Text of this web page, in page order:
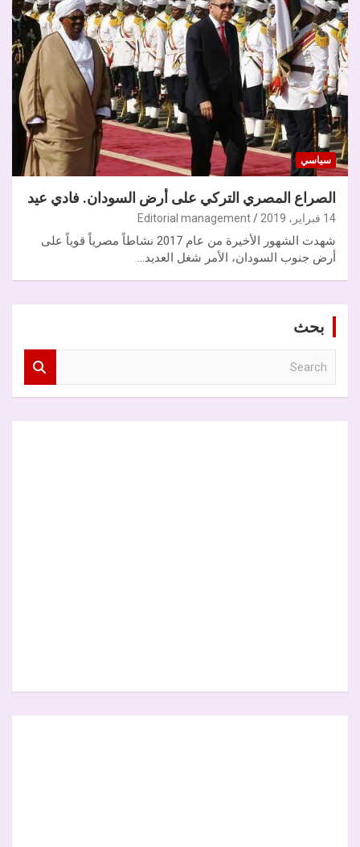
سياسي
الصراع المصري التركي على أرض السودان. فادي عيد
14 فبراير، 2019 Editorial management
شهدت الشهور الأخيرة من عام 2017 نشاطاً مصرياً قوياً على
أرض جنوب السودان، الأمر شغل العديد…
بحث